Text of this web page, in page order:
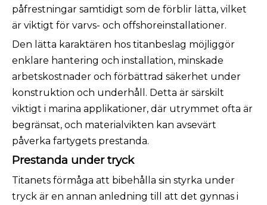
påfrestningar samtidigt som de förblir lätta, vilket
är viktigt för varvs- och offshoreinstallationer.
Den lätta karaktären hos titanbeslag möjliggör
enklare hantering och installation, minskade
arbetskostnader och förbättrad säkerhet under
konstruktion och underhåll. Detta är särskilt
viktigt i marina applikationer, där utrymmet ofta är
begränsat, och materialvikten kan avsevärt
påverka fartygets prestanda.
Prestanda under tryck
Titanets förmåga att bibehålla sin styrka under
tryck är en annan anledning till att det gynnas i